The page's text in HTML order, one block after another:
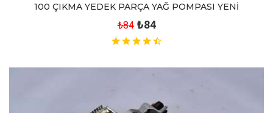
100 ÇIKMA YEDEK PARÇA YAĞ POMPASI YENİ
₺84 ₺84